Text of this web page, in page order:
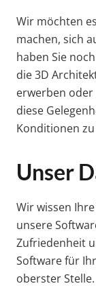
Wir möchten
machen, sich
haben Sie
die 3D
erwerben oder
diese
Konditionen
Unser
Wir wissen
unsere
Zufriedenheit
Software für
oberster Stelle.